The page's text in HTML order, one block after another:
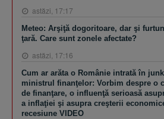
astăzi, 17:17
Meteo: Arşiţă dogoritoare, dar şi
ţară. Care sunt zonele afectate?
astăzi, 17:16
Cum ar arăta o Românie intrată în
ministrul finanţelor: Vorbim despre o
de finanţare, o influenţă serioasă
a inflaţiei şi asupra creşterii
recesiune VIDEO